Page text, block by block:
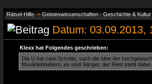
Rätsel-Hilfe -> Geisteswissenschaften - Geschichte & Kultur
Datum:
Klexx hat Folgendes geschrieben:
Die U hat zwei Schritte, such die Idee der
Musikliebhabern, es sind Sänger, der Rest steht